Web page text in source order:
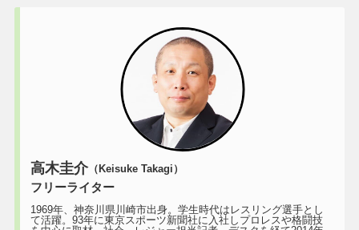
高木圭介（Keisuke Takagi）
フリーライター
1969年、神奈川県川崎市出身。学生時代はレスリング選手とし
て活躍。93年に東京スポーツ新聞社に入社しプロレスや格闘技